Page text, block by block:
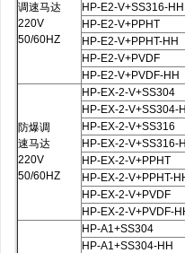
调速马达
220V
50/60HZ
HP-E2-V+SS316-HH
HP-E2-V+PPHT
HP-E2-V+PPHT-HH
HP-E2-V+PVDF
HP-E2-V+PVDF-HH
防爆调
速马达
220V
50/60HZ
HP-EX-2-V+SS304
HP-EX-2-V+SS304-
HP-EX-2-V+SS316
HP-EX-2-V+SS316-
HP-EX-2-V+PPHT
HP-EX-2-V+PPHT-
HP-EX-2-V+PVDF
HP-EX-2-V+PVDF-
HP-A1+SS304
HP-A1+SS304-HH